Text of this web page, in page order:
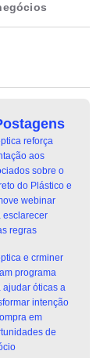
reforça
aos
sobre o
do Plástico e
webinar
esclarecer
regras
e crminer
programa
ajudar óticas a
intenção
em
de